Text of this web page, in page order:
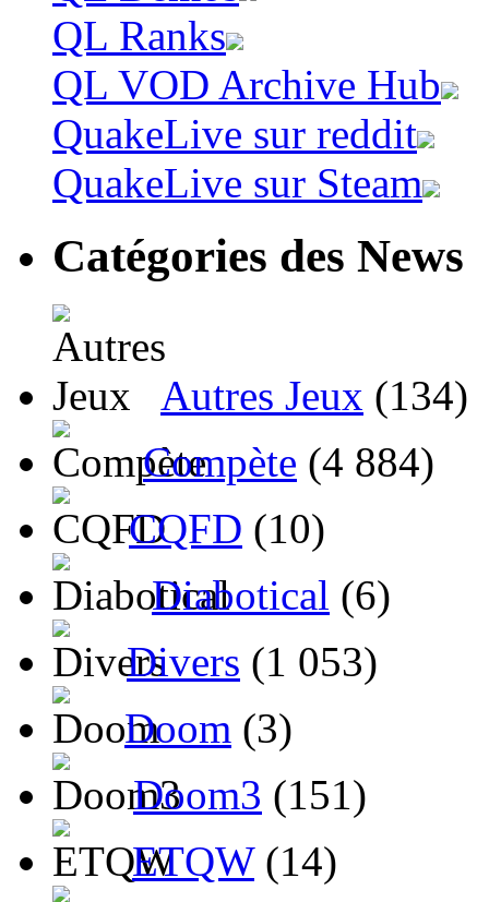
QL Ranks
QL VOD Archive Hub
QuakeLive sur reddit
QuakeLive sur Steam
Catégories des News
Autres Jeux (134)
Compète (4 884)
CQFD (10)
Diabotical (6)
Divers (1 053)
Doom (3)
Doom3 (151)
ETQW(14)